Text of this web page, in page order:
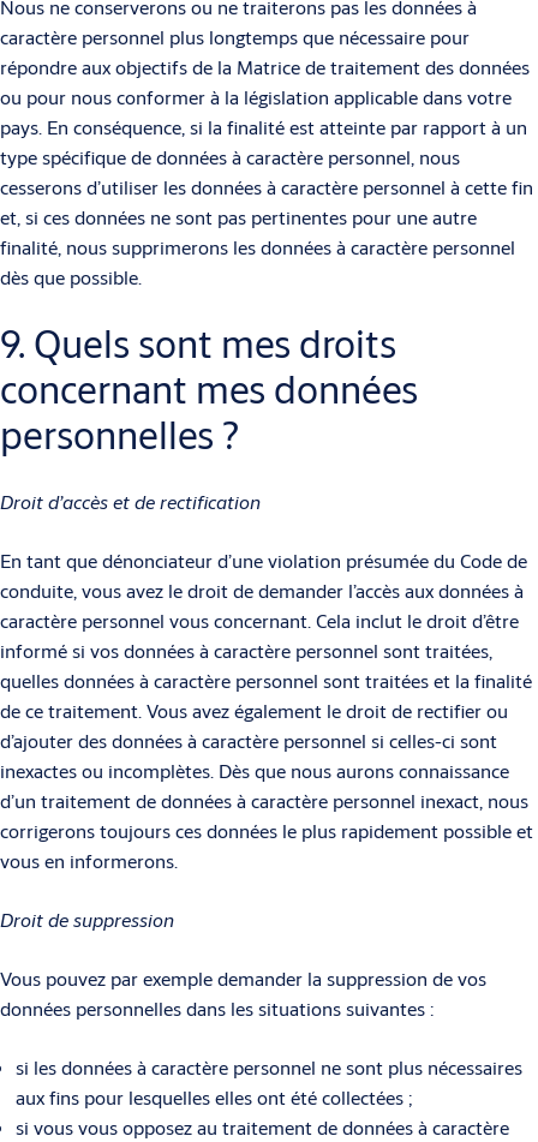
Nous ne conserverons ou ne traiterons pas les données à
caractère personnel plus longtemps que nécessaire pour
répondre aux objectifs de la Matrice de traitement des données
ou pour nous conformer à la législation applicable dans votre
pays. En conséquence, si la finalité est atteinte par rapport à un
type spécifique de données à caractère personnel, nous
cesserons d’utiliser les données à caractère personnel à cette fin
et, si ces données ne sont pas pertinentes pour une autre
finalité, nous supprimerons les données à caractère personnel
dès que possible.
9. Quels sont mes droits
concernant mes données
personnelles ?
Droit d’accès et de rectification
En tant que dénonciateur d’une violation présumée du Code de
conduite, vous avez le droit de demander l’accès aux données à
caractère personnel vous concernant. Cela inclut le droit d’être
informé si vos données à caractère personnel sont traitées,
quelles données à caractère personnel sont traitées et la finalité
de ce traitement. Vous avez également le droit de rectifier ou
d’ajouter des données à caractère personnel si celles-ci sont
inexactes ou incomplètes. Dès que nous aurons connaissance
d’un traitement de données à caractère personnel inexact, nous
corrigerons toujours ces données le plus rapidement possible et
vous en informerons.
Droit de suppression
Vous pouvez par exemple demander la suppression de vos
données personnelles dans les situations suivantes :
si les données à caractère personnel ne sont plus nécessaires
aux fins pour lesquelles elles ont été collectées ;
si vous vous opposez au traitement de données à caractère